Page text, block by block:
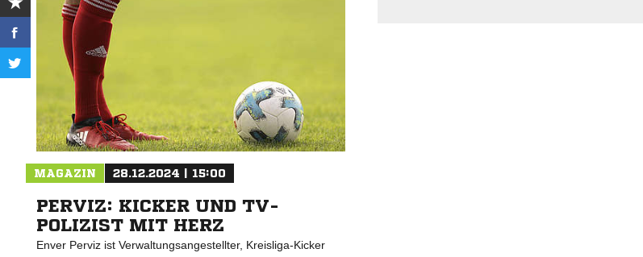
MAGAZIN 28.12.2024 | 15:00
PERVIZ: KICKER UND TV-
POLIZIST MIT HERZ
Enver Perviz ist Verwaltungsangestellter, Kreisliga-Kicker